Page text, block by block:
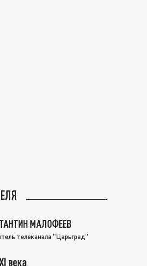
МАЛОФЕЕВ
телеканала "Царьград"
века